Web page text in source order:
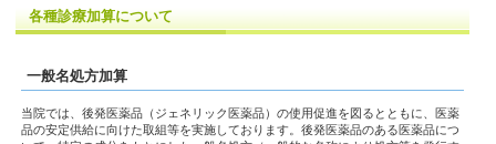
各種診療加算について
一般名処方加算
当院では、後発医薬品（ジェネリック医薬品）の使用促進を図るとともに、医薬
品の安定供給に向けた取組等を実施しております。後発医薬品のある医薬品につ